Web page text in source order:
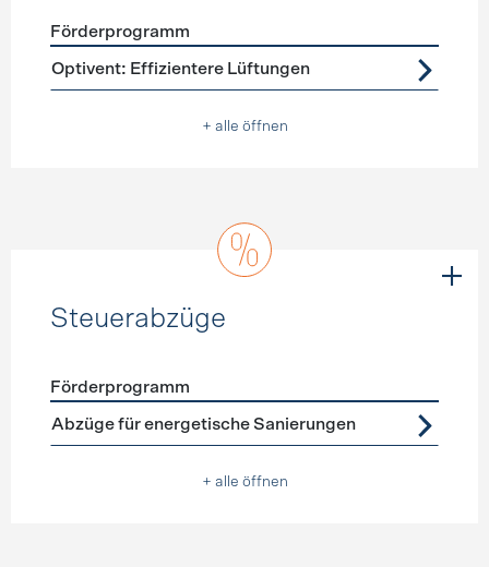
Förderprogramme Lüftung
Förderprogramm
Optivent: Effizientere Lüftungen
+ alle öffnen
Steuerabzüge
Förderprogramme Steuerabzüge
Förderprogramm
Abzüge für energetische Sanierungen
+ alle öffnen